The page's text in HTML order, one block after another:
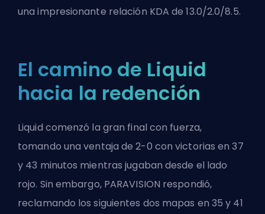
una impresionante relación KDA de 13.0/2.0/8.5.
El camino de Liquid
hacia la redención
Liquid comenzó la gran final con fuerza,
tomando una ventaja de 2-0 con victorias en 37
y 43 minutos mientras jugaban desde el lado
rojo. Sin embargo, PARAVISION respondió,
reclamando los siguientes dos mapas en 35 y 41